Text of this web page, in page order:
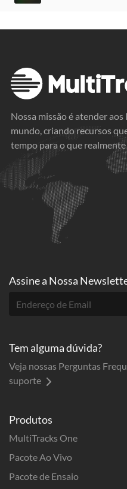
Nossa missão é atender
mundo, criando recursos
tempo para o que
Produtos
MultiTracks One
Pacote Ao Vivo
Pacote de Ensaio
Assine a Nossa
Tem alguma dúvida?
Veja nossas Perguntas
suporte